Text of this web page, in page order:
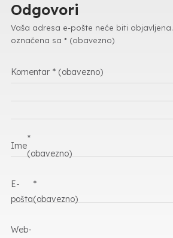
Odgovori
Vaša adresa e-pošte neće biti objavljena.
označena sa * (obavezno)
Komentar * (obavezno)
Ime
*
(obavezno)
E-
pošta
*
(obavezno)
Web-